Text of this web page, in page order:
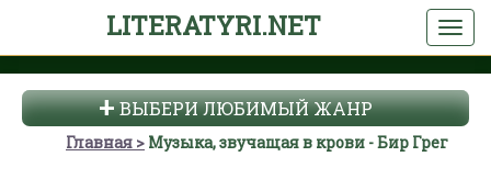
LITERATYRI.NET
ВЫБЕРИ ЛЮБИМЫЙ ЖАНР
Главная Музыка, звучащая в крови - Бир Грег